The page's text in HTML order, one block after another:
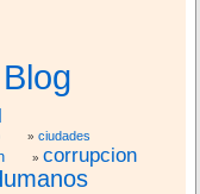
e
ciudades
corrupcion